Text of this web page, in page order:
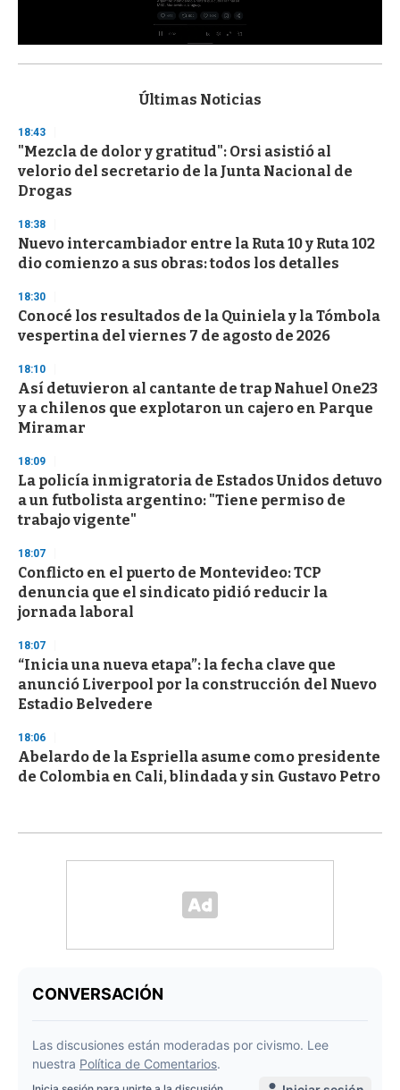
s
d
s
o
f
3
s
e
c
o
d
s
Últimas Noticias
18:43
"Mezcla de dolor y gratitud": Orsi asistió al
velorio del secretario de la Junta Nacional de
Drogas
18:38
Nuevo intercambiador entre la Ruta 10 y Ruta 102
dio comienzo a sus obras: todos los detalles
18:30
Conocé los resultados de la Quiniela y la Tómbola
vespertina del viernes 7 de agosto de 2026
18:10
Así detuvieron al cantante de trap Nahuel One23
y a chilenos que explotaron un cajero en Parque
Miramar
18:09
La policía inmigratoria de Estados Unidos detuvo
a un futbolista argentino: "Tiene permiso de
trabajo vigente"
18:07
Conflicto en el puerto de Montevideo: TCP
denuncia que el sindicato pidió reducir la
jornada laboral
18:07
“Inicia una nueva etapa”: la fecha clave que
anunció Liverpool por la construcción del Nuevo
Estadio Belvedere
18:06
Abelardo de la Espriella asume como presidente
de Colombia en Cali, blindada y sin Gustavo Petro